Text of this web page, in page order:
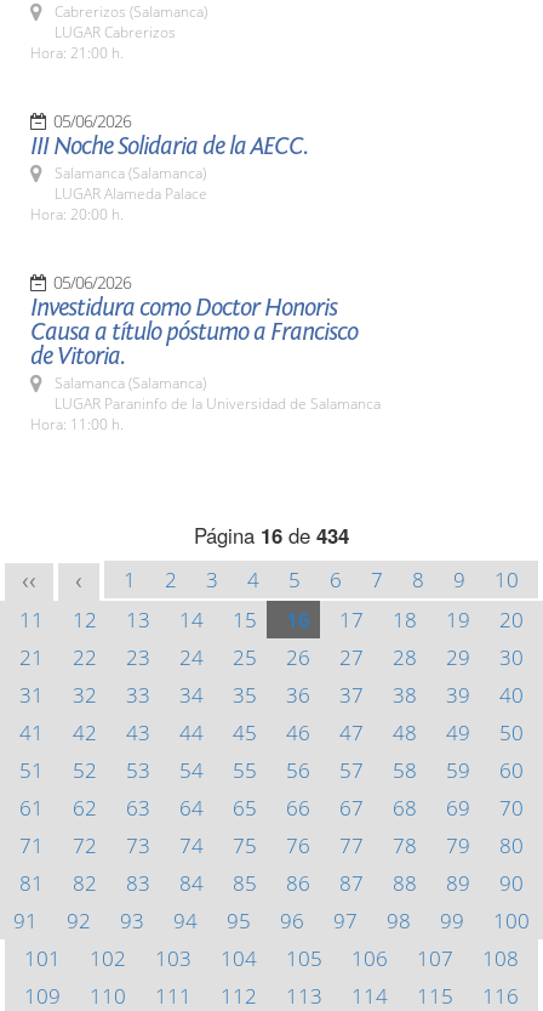
Cabrerizos (Salamanca)
LUGAR Cabrerizos
Hora: 21:00 h.
05/06/2026
III Noche Solidaria de la AECC.
Salamanca (Salamanca)
LUGAR Alameda Palace
Hora: 20:00 h.
05/06/2026
Investidura como Doctor Honoris
Causa a título póstumo a Francisco
de Vitoria.
Salamanca (Salamanca)
LUGAR Paraninfo de la Universidad de Salamanca
Hora: 11:00 h.
Página 16 de 434
<< < 1 2 3 4 5 6 7 8 9
10
11
12 13 14 15 16 17 18 19
20
21
22 23 24 25 26 27 28 29
30
31
32 33 34 35 36 37 38 39
40
41
42 43 44 45 46 47 48 49
50
51
52 53 54 55 56 57 58 59
60
61
62 63 64 65 66 67 68 69
70
71
72 73 74 75 76 77 78 79
80
81
82 83 84 85 86 87 88 89
90
91
92 93 94 95 96 97 98 99
100
101
102 103 104 105 106 107
108
109
110 111 112 113 114 115
116